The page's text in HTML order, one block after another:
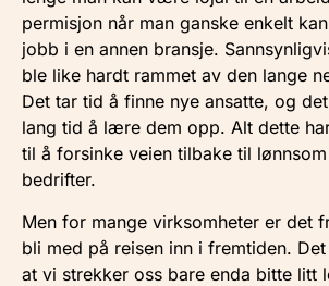
permisjon når man ganske enkelt
jobb i en annen bransje.
ble like hardt rammet av den lange
Det tar tid å finne nye ansatte, og
lang tid å lære dem opp. Alt dette
til å forsinke veien tilbake til
bedrifter.
Men for mange virksomheter er det
bli med på reisen inn i fremtiden.
at vi strekker oss bare enda bitte litt